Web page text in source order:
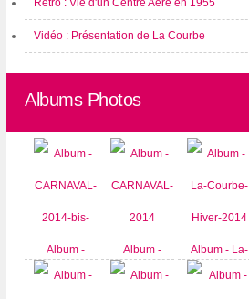
Rétro : Vie d'un Centre Aéré en 1955
Vidéo : Présentation de La Courbe
Albums Photos
Album -
CARNAVAL-
Album -
CARNAVAL-
Album - La-
Courbe-